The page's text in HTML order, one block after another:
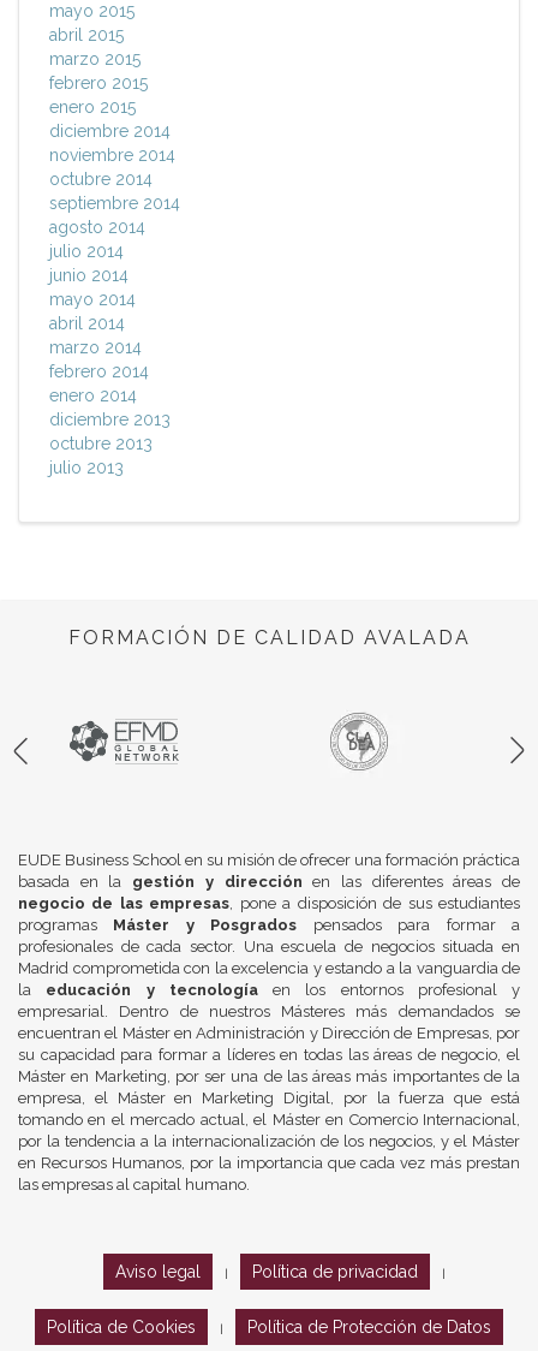
mayo 2015
abril 2015
marzo 2015
febrero 2015
enero 2015
diciembre 2014
noviembre 2014
octubre 2014
septiembre 2014
agosto 2014
julio 2014
junio 2014
mayo 2014
abril 2014
marzo 2014
febrero 2014
enero 2014
diciembre 2013
octubre 2013
julio 2013
FORMACIÓN DE CALIDAD AVALADA
EUDE Business School en su misión de ofrecer una formación práctica
basada en la gestión y dirección en las diferentes áreas de
negocio de las empresas, pone a disposición de sus estudiantes
programas Máster y Posgrados pensados para formar a
profesionales de cada sector. Una escuela de negocios situada en
Madrid comprometida con la excelencia y estando a la vanguardia de
la educación y tecnologíaen los entornos profesional y
empresarial. Dentro de nuestros Másteres más demandados se
encuentran el Máster en Administración y Dirección de Empresas, por
su capacidad para formar a líderes en todas las áreas de negocio, el
Máster en Marketing, por ser una de las áreas más importantes de la
empresa, el Máster en Marketing Digital, por la fuerza que está
tomando en el mercado actual, el Máster en Comercio Internacional,
por la tendencia a la internacionalización de los negocios, y el Máster
en Recursos Humanos, por la importancia que cada vez más prestan
las empresas al capital humano.
Aviso legal Política de privacidad
Política de Cookies Política de Protección de Datos